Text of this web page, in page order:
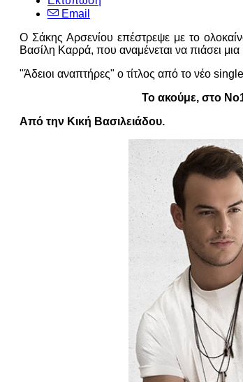
Email
Ο Σάκης Αρσενίου επέστρεψε με το
Βασίλη Καρρά, που αναμένεται να πιάσει
"Άδειοι αναπτήρες" ο τίτλος από το νέο
Το ακούμε, στο
Από την Κική Βασιλειάδου.